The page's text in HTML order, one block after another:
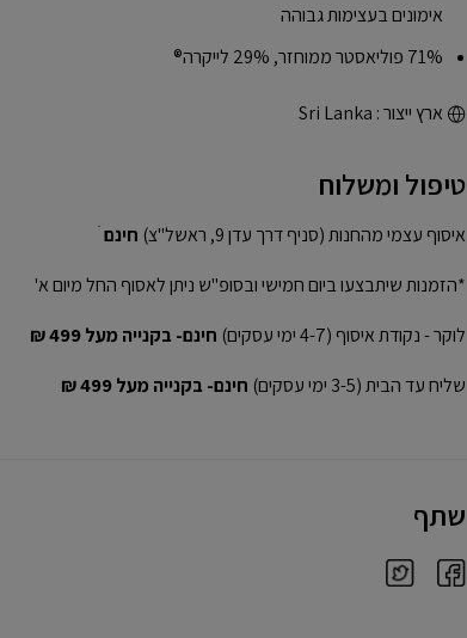
אימונים בעצימות גבוהה
71% פוליאסטר ממוחזר, 29% לייקרה®
ארץ ייצור : Sri Lanka
טיפול ומשלוח
איסוף עצמי מהחנות (סניף דרך עדן 9, ראשל"צ) חינםׁ
*הזמנות שיתבצעו ביום חמישי ובסופ"ש ניתן לאסוף החל מיום א'
לוקר - נקודת איסוף (4-7 ימי עסקים)
חינם- בקנייה מעל 499 ₪
שליח עד הבית (3-5 ימי עסקים)
חינם- בקנייה מעל 499 ₪
שתף